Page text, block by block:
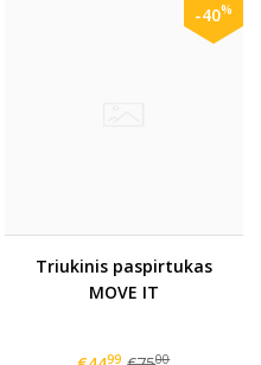
-40%
Triukinis paspirtukas
MOVE IT
99 00